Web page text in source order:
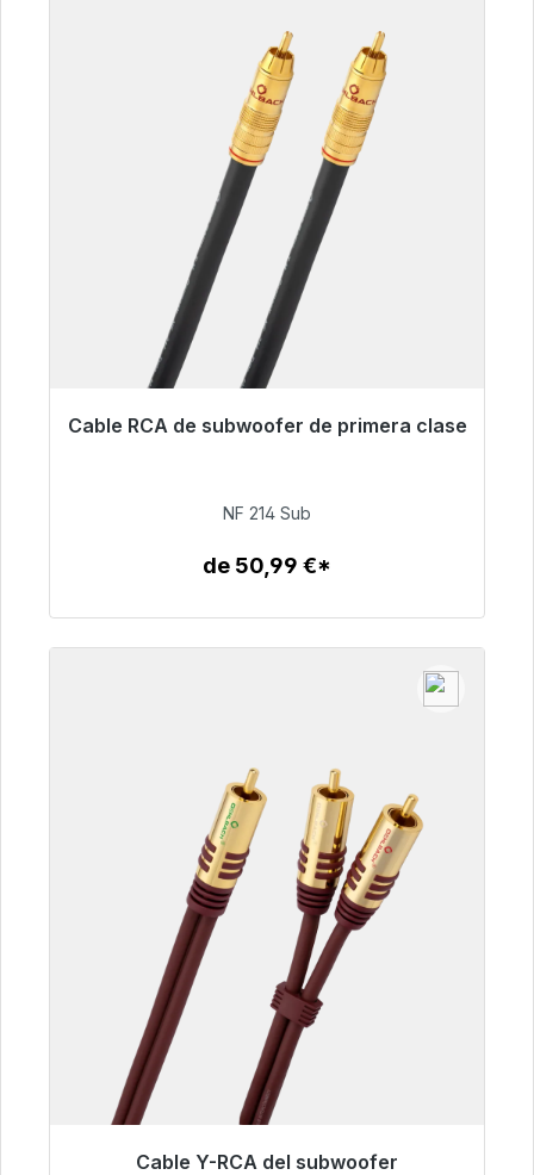
Cable RCA de subwoofer de primera clase
Listo para envío inmediato, plazo de entrega
94,00 €
NF 214 Sub
de 50,99 €*
Cable Y-RCA del subwoofer